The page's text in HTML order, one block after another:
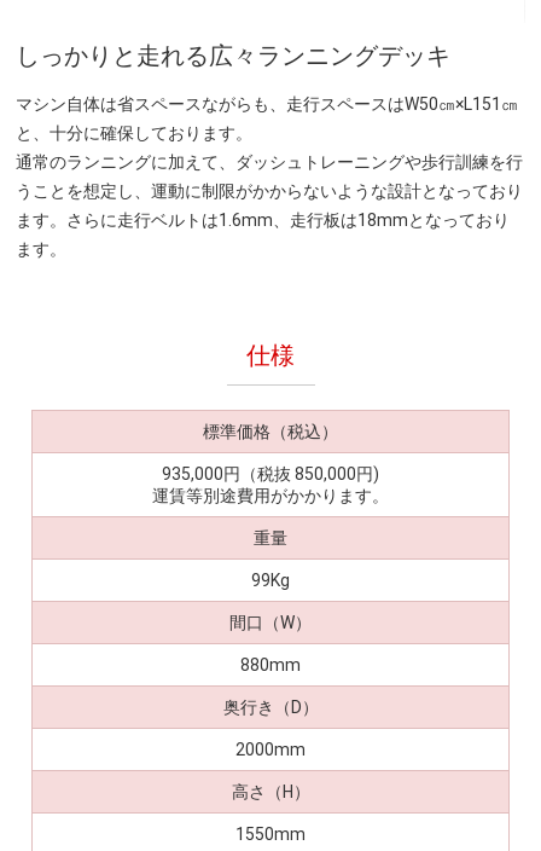
しっかりと走れる広々ランニングデッキ
マシン自体は省スペースながらも、走行スペースはW50㎝×L151㎝
と、十分に確保しております。
通常のランニングに加えて、ダッシュトレーニングや歩行訓練を行
うことを想定し、運動に制限がかからないような設計となっており
ます。さらに走行ベルトは1.6mm、走行板は18mmとなっており
ます。
仕様
標準価格（税込）
935,000円（税抜 850,000円)
運賃等別途費用がかかります。
重量
99Kg
間口（W）
880mm
奥行き（D）
2000mm
高さ（H）
1550mm